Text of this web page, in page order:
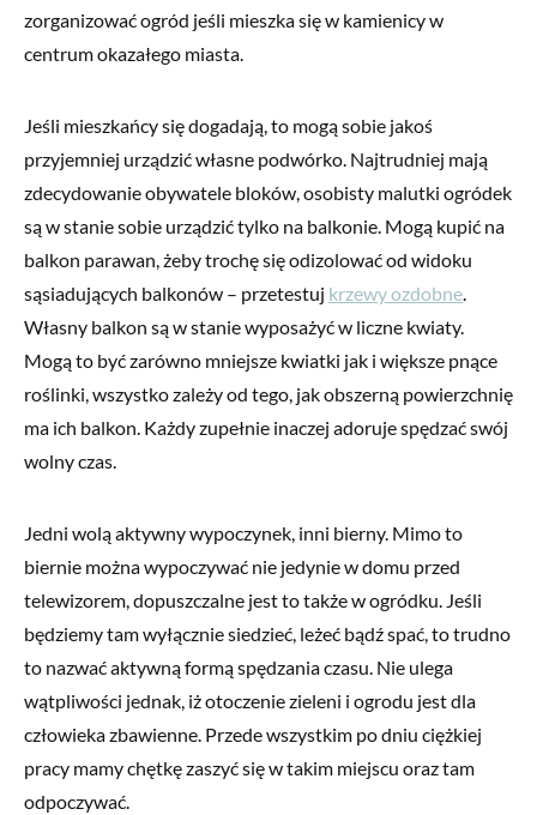
zorganizować ogród jeśli mieszka się w kamienicy w
centrum okazałego miasta.
Jeśli mieszkańcy się dogadają, to mogą sobie jakoś
przyjemniej urządzić własne podwórko. Najtrudniej mają
zdecydowanie obywatele bloków, osobisty malutki ogródek
są w stanie sobie urządzić tylko na balkonie. Mogą kupić na
balkon parawan, żeby trochę się odizolować od widoku
sąsiadujących balkonów – przetestuj krzewy ozdobne.
Własny balkon są w stanie wyposażyć w liczne kwiaty.
Mogą to być zarówno mniejsze kwiatki jak i większe pnące
roślinki, wszystko zależy od tego, jak obszerną powierzchnię
ma ich balkon. Każdy zupełnie inaczej adoruje spędzać swój
wolny czas.
Jedni wolą aktywny wypoczynek, inni bierny. Mimo to
biernie można wypoczywać nie jedynie w domu przed
telewizorem, dopuszczalne jest to także w ogródku. Jeśli
będziemy tam wyłącznie siedzieć, leżeć bądź spać, to trudno
to nazwać aktywną formą spędzania czasu. Nie ulega
wątpliwości jednak, iż otoczenie zieleni i ogrodu jest dla
człowieka zbawienne. Przede wszystkim po dniu ciężkiej
pracy mamy chętkę zaszyć się w takim miejscu oraz tam
odpoczywać.